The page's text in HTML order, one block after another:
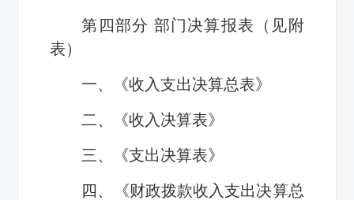
第四部分 部门决算报表（见附
表）
一、《收入支出决算总表》
二、《收入决算表》
三、《支出决算表》
四、《财政拨款收入支出决算总